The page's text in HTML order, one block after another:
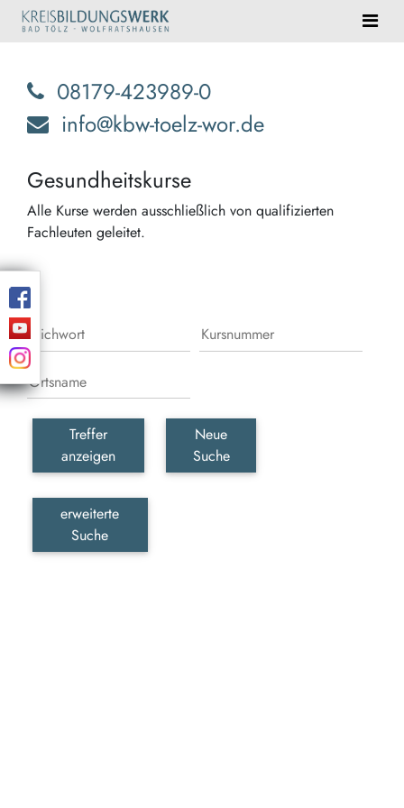
08179-423989-0
info@kbw-toelz-wor.de
Gesundheitskurse
Alle Kurse werden ausschließlich von qualifizierten
Fachleuten geleitet.
Treffer
anzeigen
Neue
Suche
erweiterte
Suche